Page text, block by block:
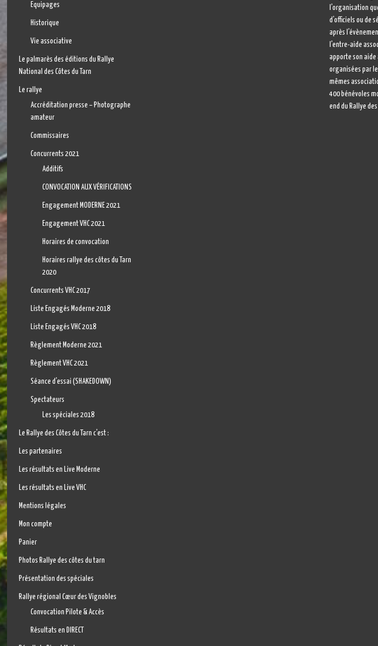
Equipages
Historique
Vie associative
Le palmarès des éditions du Rallye
National des Côtes du Tarn
Le rallye
Accréditation presse – Photographe
amateur
Commissaires
Concurrents 2021
Additifs
CONVOCATION AUX VÉRIFICATIONS
Engagement MODERNE 2021
Engagement VHC 2021
Horaires de convocation
Horaires rallye des côtes du Tarn
2020
Concurrents VHC 2017
Liste Engagés Moderne 2018
Liste Engagés VHC 2018
Règlement Moderne 2021
Règlement VHC 2021
Séance d’essai (SHAKEDOWN)
Spectateurs
Les spéciales 2018
Le Rallye des Côtes du Tarn c’est :
Les partenaires
Les résultats en Live Moderne
Les résultats en Live VHC
Mentions légales
Mon compte
Panier
Photos Rallye des côtes du tarn
Présentation des spéciales
Rallye régional Cœur des Vignobles
Convocation Pilote & Accès
Résultats en DIRECT
l’organisation
d’officiels ou de
après
l’entre-aide
apporte son
organisées par
mêmes
400 bénévoles
end du Rallye des